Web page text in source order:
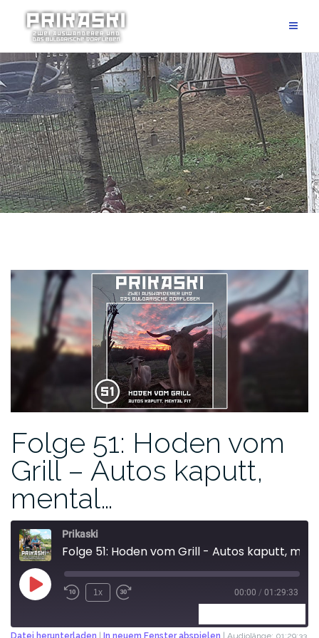
Folge 51: Hoden vom
Grill – Autos kaputt,
mental…
Prikaski
1x 00:00 / 01:29:33